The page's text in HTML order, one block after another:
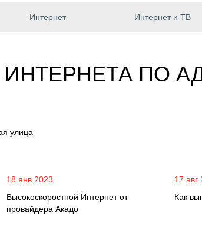
Интернет Интернет и ТВ
ПО
улица
18 янв 2023
Высокоскоростной Интернет от
провайдера Акадо
17 авг
Как